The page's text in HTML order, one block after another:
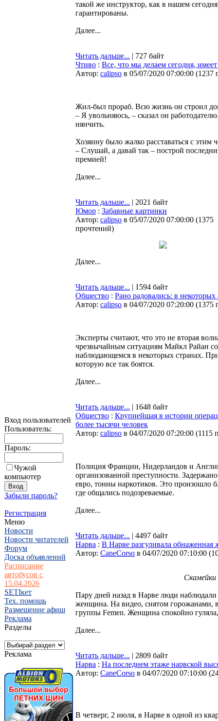
Вход пользователей
Пользователь:
Пароль:
Чужой
компьютер
Забыли пароль?
Регистрация
Меню
Новости
Новости читателей
Форум
Доска объявлений
Расписание
автобусов с
15.04.2026
SETIкет
Тех. помощь
Размещение афиш
Реклама
Разделы
Реклама
такой же инструктор, как в нашем
гарантированы.
Далее...
Читать дальше... | 727 байт
Чтиво : Все, что мы делаем сегодня, имеет
Автор: calipso в 05/07/2020 07:00:00 (1237
Жил-был прораб. Всю жизнь он строил
– Я увольняюсь, – сказал он
нянчить.
Хозяину было жалко расставаться с этим
– Слушай, а давай так – построй
премией!
Далее...
Читать дальше... | 2021 байт
Юмор : Забавные картинки
Автор: calipso в 05/07/2020 07:00:00 (1375
прочтений)
Далее...
Читать дальше... | 1594 байт
Общество : Рано радовались: в
Автор: calipso в 04/07/2020 07:20:00 (1375
Эксперты считают, что это не вторая
чрезвычайным ситуациям Майкл Райан
наблюдающемся в некоторых странах.
которую все так боятся.
Далее...
Читать дальше... | 1648 байт
Общество : Крупнейшая в истории
более тысячи человек
Автор: calipso в 04/07/2020 07:20:00 (1115
Полиция Франции, Нидерландов и
организованной преступности.
евро, тонны наркотиков. Это произошло
где общались подозреваемые.
Далее...
Читать дальше... | 4497 байт
Нарва : В Нарве разгуливала
Автор: CaneCorso в 04/07/2020 07:10:00 (
Пару дней назад в Нарве люди
женщина. На видео, снятом горожанами,
группы Femen. Женщина спокойно
Далее...
Читать дальше... | 2809 байт
Нарва : На последнем этаже нарвской
Автор: CaneCorso в 04/07/2020 07:10:00 (
В четверг, 2 июля, в Нарве в одной из